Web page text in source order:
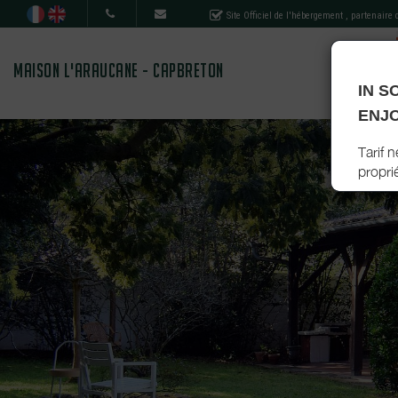
Site Officiel de l'hébergement , partenaire
MAISON L'ARAUCANE - CAPBRETON
IN
Tarif